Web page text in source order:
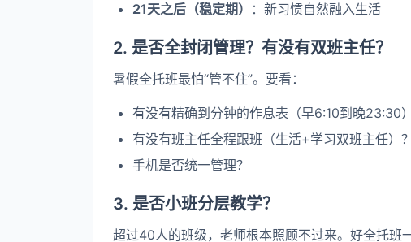
21天之后（稳定期）
：新习惯自然融入生活
2. 是否全封闭管理？有没有双班主任？
暑假全托班最怕“管不住”。要看：
有没有精确到分钟的作息表（早6:10到晚23:30）
有没有班主任全程跟班（生活+学习双班主任）？
手机是否统一管理？
3. 是否小班分层教学？
超过40人的班级，老师根本照顾不过来。好全托